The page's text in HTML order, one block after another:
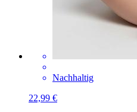
Nachhaltig
22,99 €